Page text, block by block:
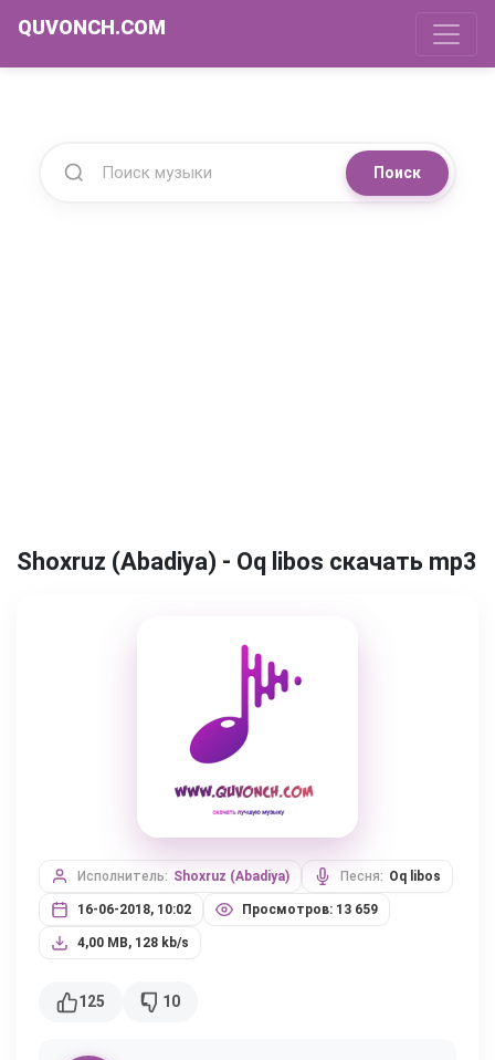
QUVONCH.COM
Поиск
Shoxruz (Abadiya) - Oq libos скачать mp3
Исполнитель: Shoxruz (Abadiya) Песня: Oq libos
16-06-2018, 10:02 Просмотров: 13 659
4,00 MB, 128 kb/s
125 10